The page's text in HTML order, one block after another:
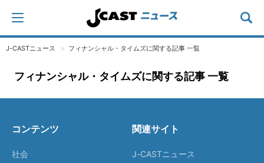
J-CASTニュース フィナンシャル・タイムズに関する記事 一覧
フィナンシャル・タイムズに関する記事 一覧
コンテンツ
社会
関連サイト
J-CASTニュース